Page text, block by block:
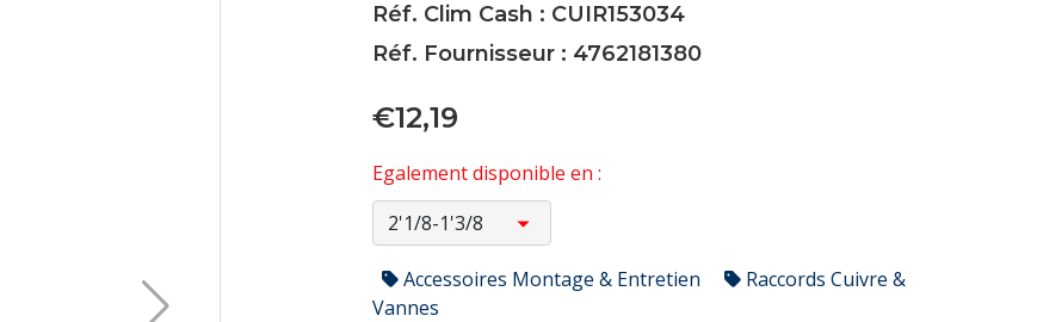
Réf. Clim Cash : CUIR153034
Réf. Fournisseur : 4762181380
€12,19
Egalement disponible en :
Accessoires Montage & Entretien
Raccords Cuivre &
Vannes